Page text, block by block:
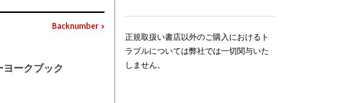
Backnumber
ークブック
正規取扱い書店以外のご購入におけるト
ラブルについては弊社では一切関与いた
しません。